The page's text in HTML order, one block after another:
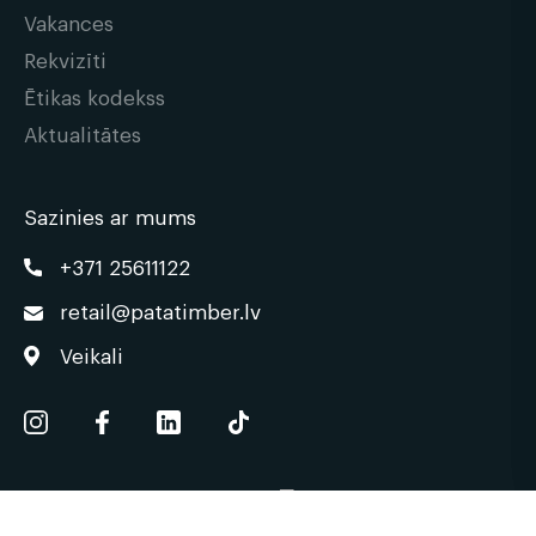
klientiem, tai skaitā būvniecības uzņēmumiem
un koka māju un citu konstrukciju ražotājiem.
Vakances
Rekvizīti
Ētikas kodekss
Aktualitātes
Sazinies ar mums
+371 25611122
retail@patatimber.lv
Veikali
© 2026 | patatimber.lv